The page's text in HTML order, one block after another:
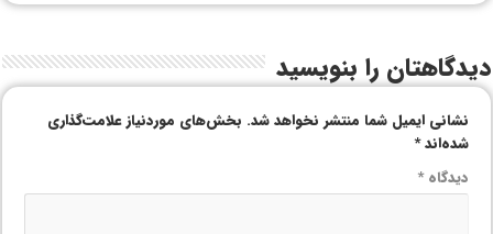
دیدگاهتان را بنویسید
نشانی ایمیل شما منتشر نخواهد شد. بخش‌های موردنیاز علامت‌گذاری
شده‌اند*
دیدگاه*